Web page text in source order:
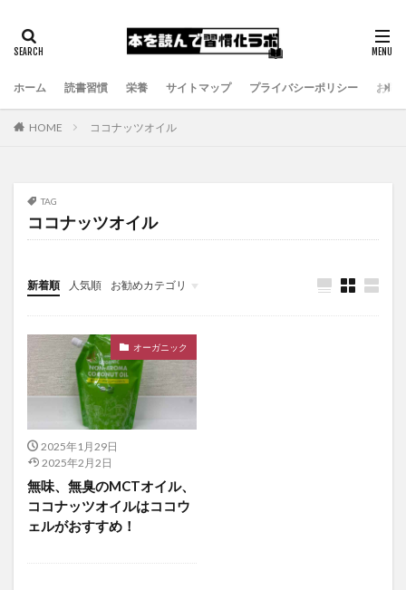
ホーム 読書習慣 栄養 サイトマップ プライバシーポリシー お問
HOME ココナッツオイル
TAG
ココナッツオイル
新着順 人気順 お勧めカテゴリ
健康食品
にがり
マグネシウム
オーガニック
2025年1月29日
2025年2月2日
無味、無臭のMCTオイル、
ココナッツオイルはココウ
ェルがおすすめ！